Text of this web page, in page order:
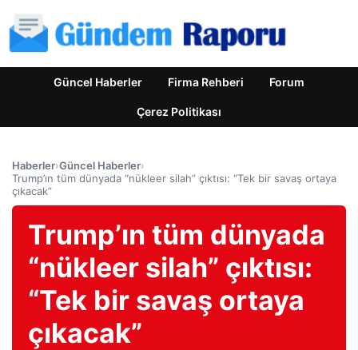
Güncel Haberler Firma Rehberi Forum
Çerez Politikası
Haberler›Güncel Haberler›
Trump’ın tüm dünyada “nükleer silah” çıktısı: “Tek bir savaş ortaya
çıkacak”
Trump’ın tüm dünyada
“nükleer silah” çıktısı:
“Tek bir savaş ortaya
çıkacak”